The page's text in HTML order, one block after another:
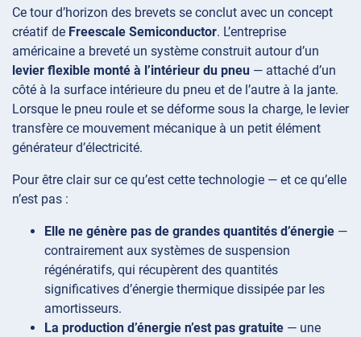
Ce tour d’horizon des brevets se conclut avec un concept
créatif de Freescale Semiconductor. L’entreprise
américaine a breveté un système construit autour d’un
levier flexible monté à l’intérieur du pneu — attaché d’un
côté à la surface intérieure du pneu et de l’autre à la jante.
Lorsque le pneu roule et se déforme sous la charge, le levier
transfère ce mouvement mécanique à un petit élément
générateur d’électricité.
Pour être clair sur ce qu’est cette technologie — et ce qu’elle
n’est pas :
Elle ne génère pas de grandes quantités d’énergie —
contrairement aux systèmes de suspension
régénératifs, qui récupèrent des quantités
significatives d’énergie thermique dissipée par les
amortisseurs.
La production d’énergie n’est pas gratuite — une